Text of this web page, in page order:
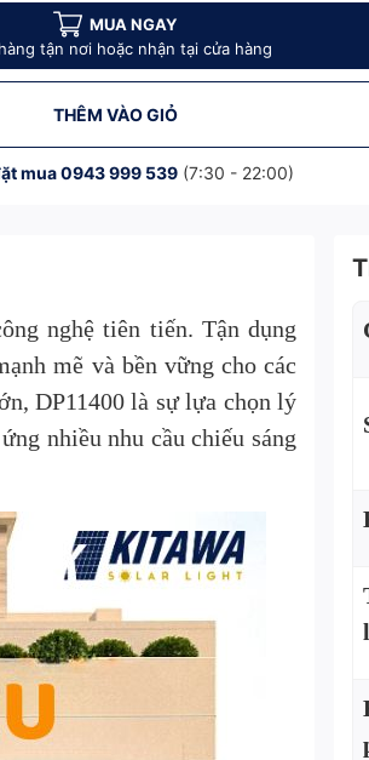
MUA NGAY
tận nơi hoặc nhận tại cửa hàng
THÊM VÀO GIỎ
mua0943 999 539 (7:30 - 22:00)
nghệ tiên tiến. Tận dụng
mẽ và bền vững cho các
DP11400 là sự lựa chọn lý
nhiều nhu cầu chiếu sáng